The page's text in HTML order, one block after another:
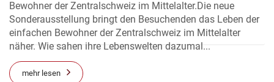
Bewohner der Zentralschweiz im Mittelalter.Die neue
Sonderausstellung bringt den Besuchenden das Leben der
einfachen Bewohner der Zentralschweiz im Mittelalter
näher. Wie sahen ihre Lebenswelten dazumal...
mehr lesen